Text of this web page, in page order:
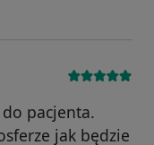
pacjenta.
jak będzie